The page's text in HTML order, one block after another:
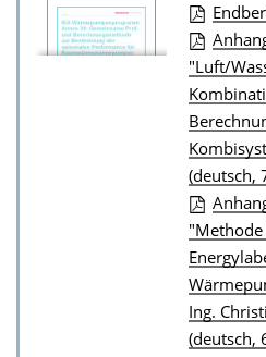
b
l
i
k
a
t
i
o
n
D
o
w
n
l
o
a
d
s
z
u
"Luft/
(deutsch,
Ing.
(deutsch,